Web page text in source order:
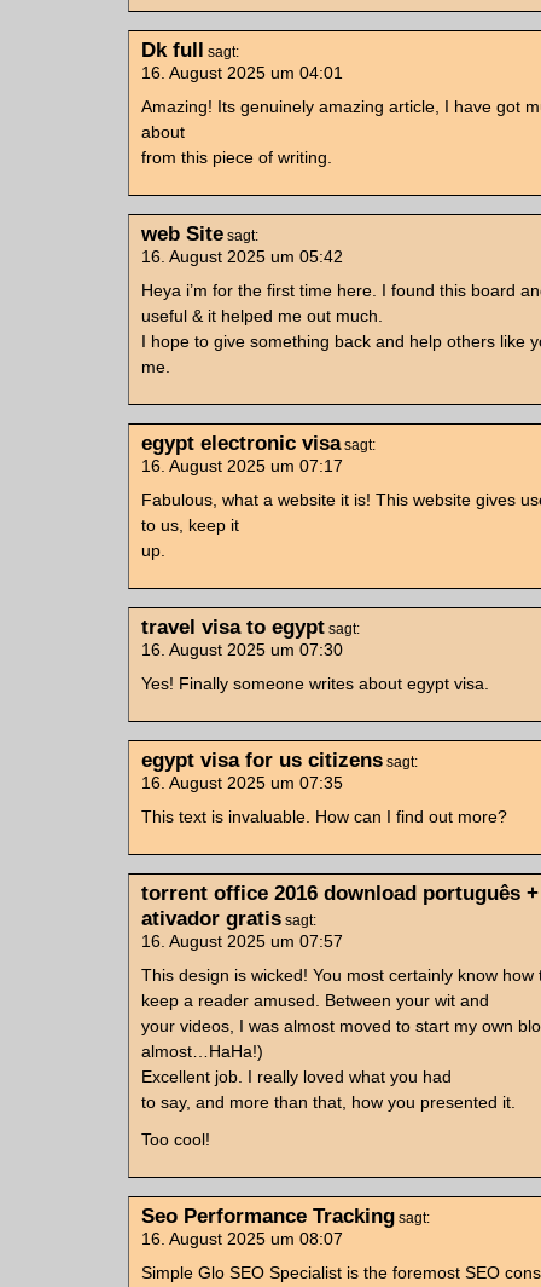
Dk full sagt:
16. August 2025 um 04:01
Amazing! Its genuinely amazing article, I have got
about
from this piece of writing.
web Site sagt:
16. August 2025 um 05:42
Heya i’m for the first time here. I found this board
useful & it helped me out much.
I hope to give something back and help others like
me.
egypt electronic visa sagt:
16. August 2025 um 07:17
Fabulous, what a website it is! This website gives
to us, keep it
up.
travel visa to egypt sagt:
16. August 2025 um 07:30
Yes! Finally someone writes about egypt visa.
egypt visa for us citizens sagt:
16. August 2025 um 07:35
This text is invaluable. How can I find out more?
torrent office 2016 download português +
ativador gratis sagt:
16. August 2025 um 07:57
This design is wicked! You most certainly know how
keep a reader amused. Between your wit and
your videos, I was almost moved to start my own
almost…HaHa!)
Excellent job. I really loved what you had
to say, and more than that, how you presented it.
Too cool!
Seo Performance Tracking sagt:
16. August 2025 um 08:07
Simple Glo SEO Specialist is the foremost SEO